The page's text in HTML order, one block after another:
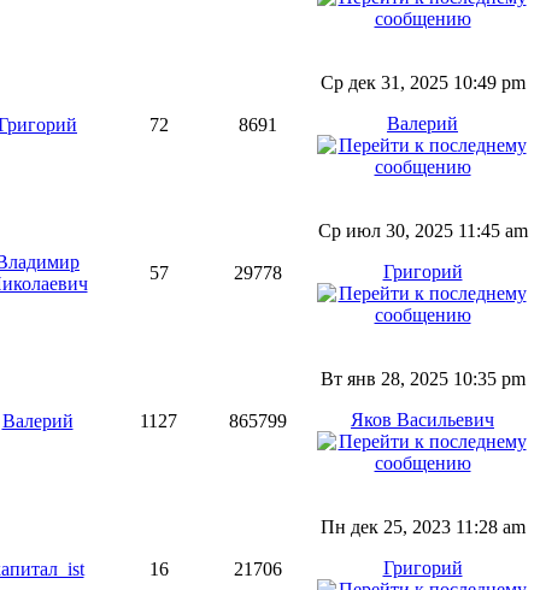
72 8691
Ср дек 31, 2025 10:49 pm
Валерий
57 29778
Ср июл 30, 2025 11:45 am
Григорий
Валерий 1127 865799
Вт янв 28, 2025 10:35 pm
Яков Васильевич
16 21706
Пн дек 25, 2023 11:28 am
Григорий